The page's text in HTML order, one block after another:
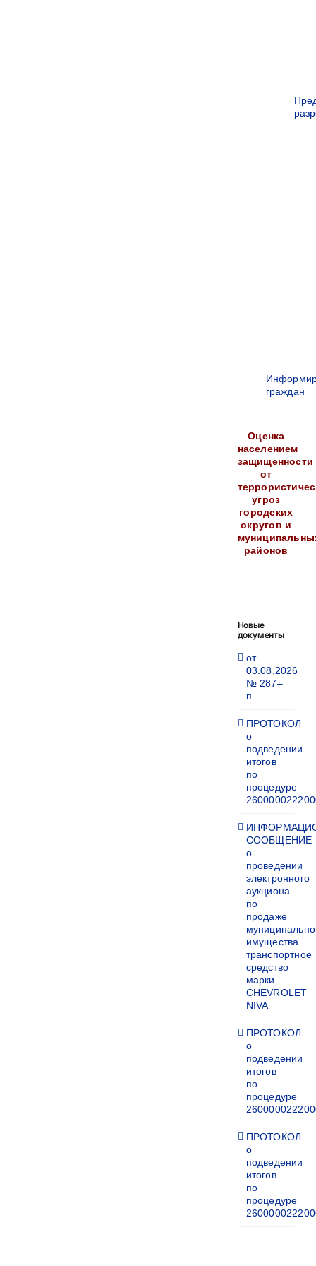
граждан
Оценка
населением
защищенности
от
угроз
городских
округов и
районов
Новые
документы
от
03.08.2026
№ 287–
п
ПРОТОКОЛ
о
подведении
итогов
по
процедуре
СООБЩЕНИЕ
о
проведении
электронного
аукциона
по
продаже
имущества
транспортное
средство
марки
CHEVROLET
NIVA
ПРОТОКОЛ
о
подведении
итогов
по
процедуре
ПРОТОКОЛ
о
подведении
итогов
по
процедуре